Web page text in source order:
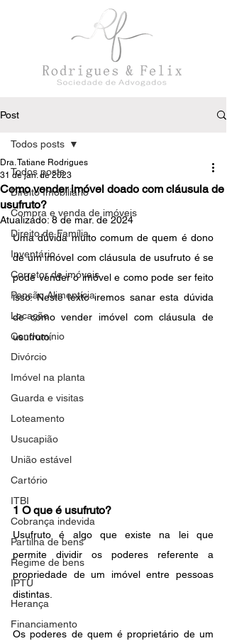
Post
Todos posts
Direito Imobiliário
Compra e venda de imóveis
Direito de Família
Inventário
Corretor de imóveis
Pensão Alimentícia
Locação
Condomínio
Divórcio
Imóvel na planta
Guarda e visitas
Loteamento
Usucapião
União estável
Cartório
ITBI
Cobrança indevida
Partilha de bens
Regime de bens
IPTU
Herança
Financiamento
Todos posts
Como vender imóvel doado com cláusula de
usufruto?
Dra. Tatiane Rodrigues
31 de jan. de 2023
Atualizado:8 de mar. de 2024
Uma dúvida muito comum de quem é dono
de um imóvel com cláusula de usufruto é se
pode vender o imóvel e como pode ser feito
isso. Neste texto iremos sanar esta dúvida
de como vender imóvel com cláusula de
usufruto.
1 O que é usufruto?
Usufruto é algo que existe na lei que
permite dividir os poderes referente a
propriedade de um imóvel entre pessoas
distintas.
Os poderes de quem é proprietário de um